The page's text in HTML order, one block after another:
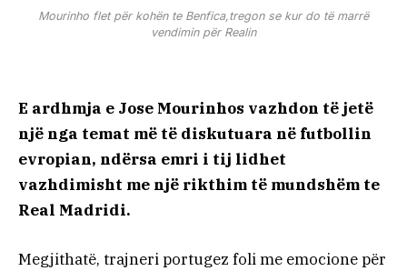
Mourinho flet për kohën te Benfica,tregon se kur do të marrë
vendimin për Realin
E ardhmja e Jose Mourinhos vazhdon të jetë
një nga temat më të diskutuara në futbollin
evropian, ndërsa emri i tij lidhet
vazhdimisht me një rikthim të mundshëm te
Real Madridi.
Megjithatë, trajneri portugez foli me emocione për